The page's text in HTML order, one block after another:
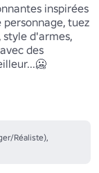
inspirées
personnage, tuez
d'armes,
des
Réaliste),